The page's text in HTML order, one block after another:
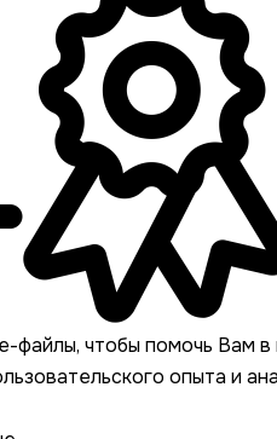
файлы, чтобы помочь Вам в
опыта и